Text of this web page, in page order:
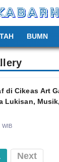
BUMN
di Cikeas Art
Lukisan,
WIB
Next